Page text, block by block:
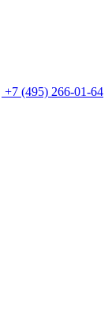
+7 (495) 266-01-64